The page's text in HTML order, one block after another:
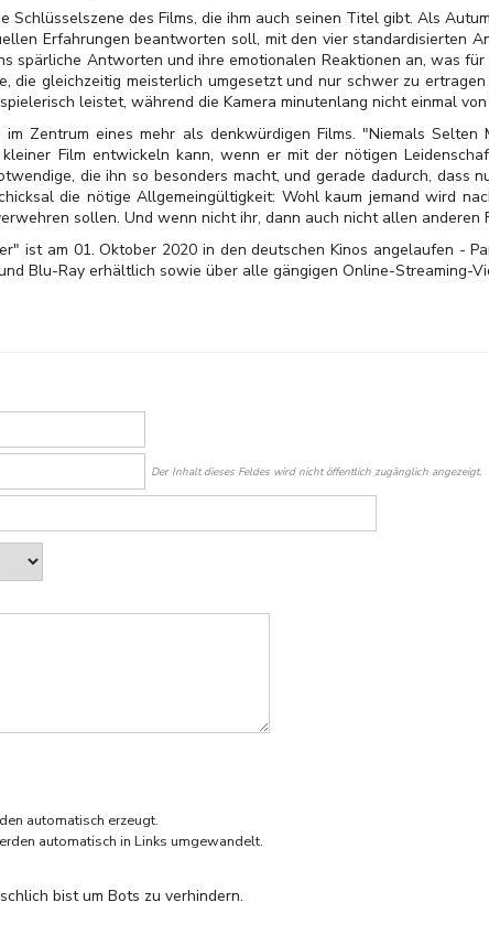
Schlüsselszene des Films, die ihm auch seinen Titel gibt. Als
Erfahrungen beantworten soll, mit den vier standardisierten
spärliche Antworten und ihre emotionalen Reaktionen an, was
die gleichzeitig meisterlich umgesetzt und nur schwer zu
leistet, während die Kamera minutenlang nicht einmal
Zentrum eines mehr als denkwürdigen Films. "Niemals Selten
Film entwickeln kann, wenn er mit der nötigen
die ihn so besonders macht, und gerade dadurch, dass
die nötige Allgemeingültigkeit: Wohl kaum jemand wird
sollen. Und wenn nicht ihr, dann auch nicht allen anderen
ist am 01. Oktober 2020 in den deutschen Kinos angelaufen -
Blu-Ray erhältlich sowie über alle gängigen Online-Streaming-
Der Inhalt dieses Feldes wird nicht öffentlich zugänglich angezeigt.
automatisch erzeugt.
automatisch in Links umgewandelt.
bist um Bots zu verhindern.